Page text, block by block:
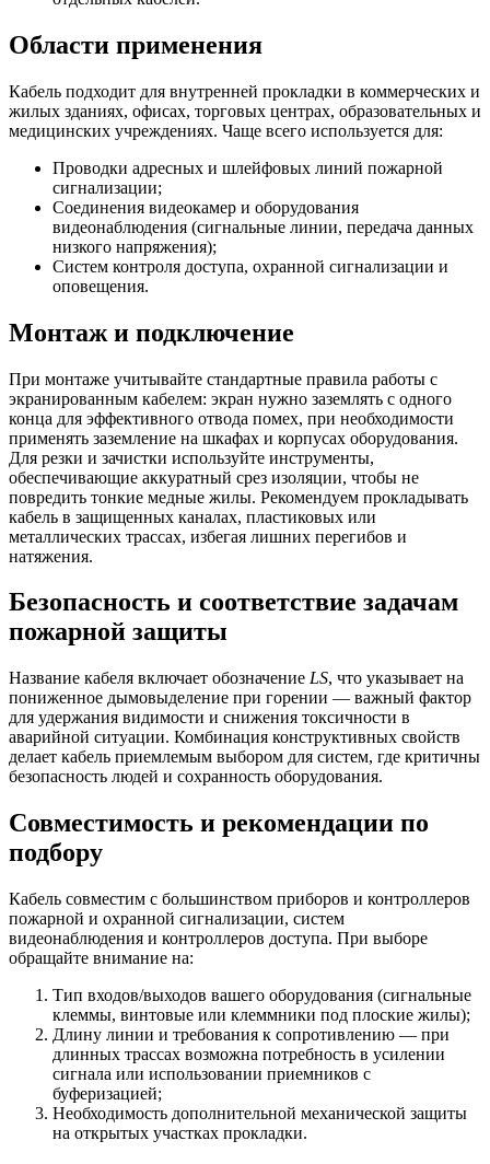
Области применения
Кабель подходит для внутренней прокладки в коммерческих и
жилых зданиях, офисах, торговых центрах, образовательных и
медицинских учреждениях. Чаще всего используется для:
Проводки адресных и шлейфовых линий пожарной
сигнализации;
Соединения видеокамер и оборудования
видеонаблюдения (сигнальные линии, передача данных
низкого напряжения);
Систем контроля доступа, охранной сигнализации и
оповещения.
Монтаж и подключение
При монтаже учитывайте стандартные правила работы с
экранированным кабелем: экран нужно заземлять с одного
конца для эффективного отвода помех, при необходимости
применять заземление на шкафах и корпусах оборудования.
Для резки и зачистки используйте инструменты,
обеспечивающие аккуратный срез изоляции, чтобы не
повредить тонкие медные жилы. Рекомендуем прокладывать
кабель в защищенных каналах, пластиковых или
металлических трассах, избегая лишних перегибов и
натяжения.
Безопасность и соответствие задачам
пожарной защиты
Название кабеля включает обозначение LS, что указывает на
пониженное дымовыделение при горении — важный фактор
для удержания видимости и снижения токсичности в
аварийной ситуации. Комбинация конструктивных свойств
делает кабель приемлемым выбором для систем, где критичны
безопасность людей и сохранность оборудования.
Совместимость и рекомендации по
подбору
Кабель совместим с большинством приборов и контроллеров
пожарной и охранной сигнализации, систем
видеонаблюдения и контроллеров доступа. При выборе
обращайте внимание на:
Тип входов/выходов вашего оборудования (сигнальные
клеммы, винтовые или клеммники под плоские жилы);
Длину линии и требования к сопротивлению — при
длинных трассах возможна потребность в усилении
сигнала или использовании приемников с
буферизацией;
Необходимость дополнительной механической защиты
на открытых участках прокладки.